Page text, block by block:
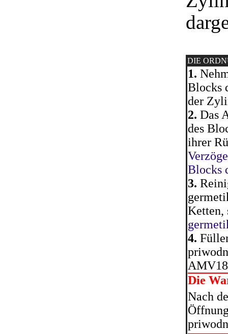
DIE
1.
Blocks
der
2. Das
des
ihrer
Blocks
3.
Ketten,
4.
Die
Nach